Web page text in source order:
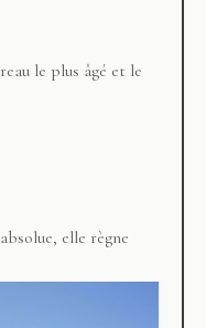
le plus âgé et le
elle règne